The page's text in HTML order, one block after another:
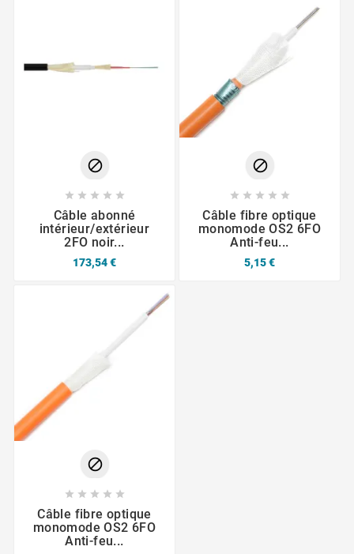

    
Câble abonné
intérieur/extérieur
2FO noir...
173,54 €

    
Câble fibre optique
monomode OS2 6FO
Anti-feu...
5,15 €

    
Câble fibre optique
monomode OS2 6FO
Anti-feu...